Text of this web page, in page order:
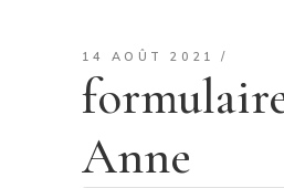
14 AOÛT 2021
Anne